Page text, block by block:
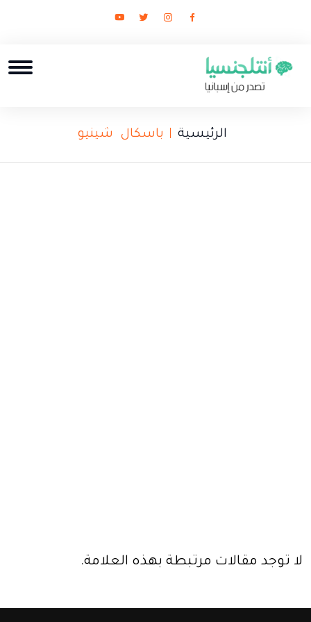
الرئيسية باسكال شينيو
لا توجد مقالات مرتبطة بهذه العلامة.